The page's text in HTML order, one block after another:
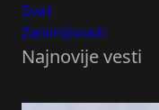
Svet
Zanimljivosti
Najnovije vesti